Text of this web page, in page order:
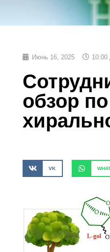
Июнь 16, 2025 10:00
обзор
VK